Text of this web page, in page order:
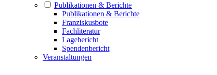
Publikationen & Berichte
Publikationen & Berichte
Franziskusbote
Fachliteratur
Lagebericht
Spendenbericht
Veranstaltungen